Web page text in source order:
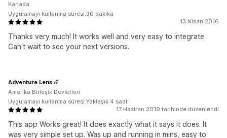
13 Nisan 2016
Thanks very much! It works well and very easy to integrate.
Can't wait to see your next versions.
Kanada
Uygulamayı kullanma süresi:30 dakika
17 Haziran 2019 tarihinde düzenlendi
This app Works great! It does exactly what it says it does. It
was very simple set up. Was up and running in mins, easy to
Adventure Lens
Amerika Birleşik Devletleri
Uygulamayı kullanma süresi:Yaklaşık 4 saat